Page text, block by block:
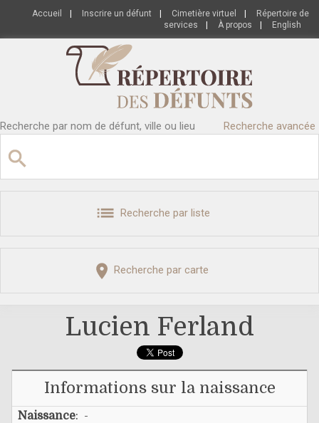
Accueil Inscrire un défunt Cimetière virtuel
Répertoire de
services
À propos English
Recherche par nom de défunt, ville ou lieu Recherche avancée
Recherche par liste
Recherche par carte
Lucien Ferland
Informations sur la naissance
Naissance: -